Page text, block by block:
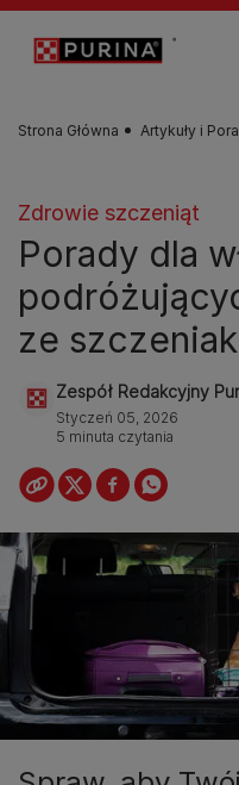
Przejdź do treści
Strona Główna Artykuły i
Zdrowie szczeniąt
Porady dla
ze
Zespół Redakcyjny
Styczeń 05, 2026
5 minuta czytania